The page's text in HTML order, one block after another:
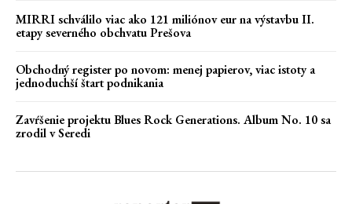
MIRRI schválilo viac ako 121 miliónov eur na výstavbu II.
etapy severného obchvatu Prešova
Obchodný register po novom: menej papierov, viac istoty a
jednoduchší štart podnikania
Zavŕšenie projektu Blues Rock Generations. Album No. 10 sa
zrodil v Seredi